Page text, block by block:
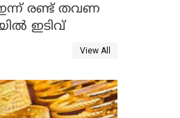
| ഇന്ന് രണ്ട് തവണ
ഇടിവ്
View All